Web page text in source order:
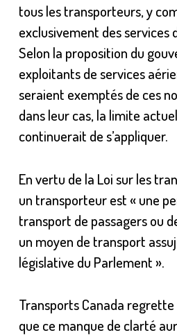
tous les transporteurs, y
exclusivement des
Selon la proposition du
exploitants de services
seraient exemptés de ces
dans leur cas, la limite
continuerait de s’appliquer.
En vertu de la Loi sur les
un transporteur est « une
transport de passagers ou
un moyen de transport
législative du Parlement ».
Transports Canada
que ce manque de clarté